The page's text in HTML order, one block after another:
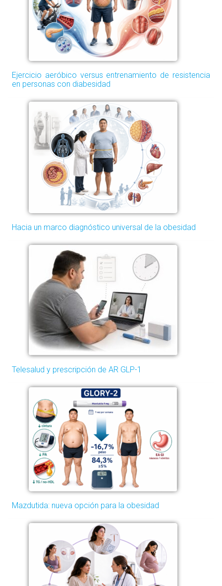
Ejercicio aeróbico versus entrenamiento de resistencia
en personas con diabesidad
Hacia un marco diagnóstico universal de la obesidad
Telesalud y prescripción de AR GLP-1
Mazdutida: nueva opción para la obesidad